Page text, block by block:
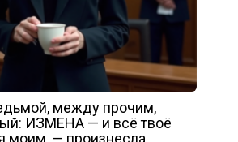
между прочим,
ИЗМЕНА — и всё твоё
моим, — произнесла